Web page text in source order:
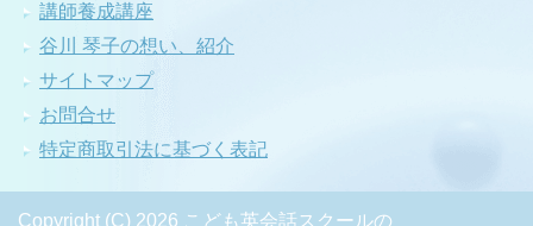
講師養成講座
谷川 琴子の想い、紹介
サイトマップ
お問合せ
特定商取引法に基づく表記
Copyright (C) 2026 こども英会話スクールの